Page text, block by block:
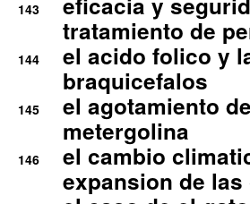
143
tratamiento de
144
el acido folico y
braquicefalos
145
el agotamiento
metergolina
146
el cambio
expansion de las